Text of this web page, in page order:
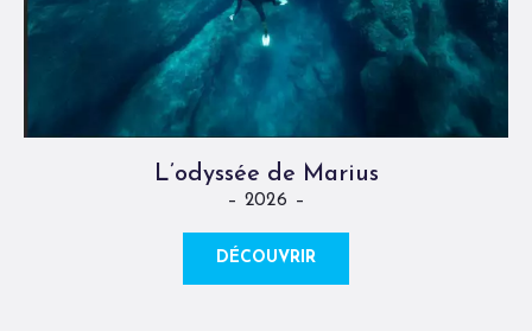
L’odyssée de Marius
– 2026 –
DÉCOUVRIR